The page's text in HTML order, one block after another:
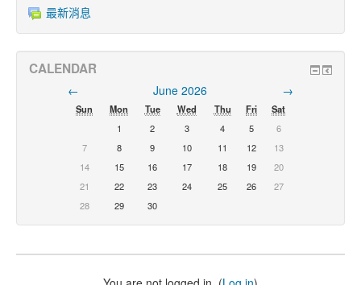
最新消息
CALENDAR
← June 2026 →
Sun Mon Tue Wed Thu Fri
Sat
1
2 3 4 5
6
7
8 9 10 11 12
13
14
15 16 17 18 19
20
21
22 23 24 25 26
27
28
29 30